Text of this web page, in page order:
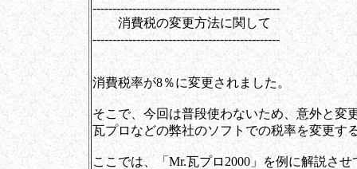
-----------------------------------------------
消費税の変更方法に関して
-----------------------------------------------
消費税率が8％に変更されました。
そこで、今回は普段使わないため、意外と変
瓦プロなどの弊社のソフトでの税率を変更す
ここでは、「Mr.瓦プロ2000」を例に解説さ